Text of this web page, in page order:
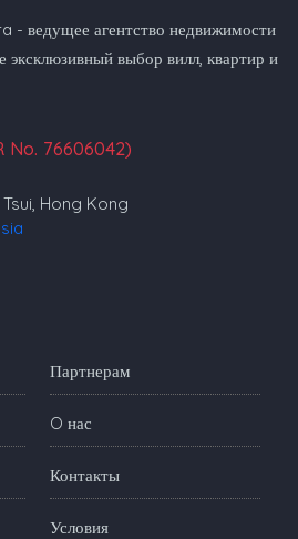
- ведущее агентство недвижимости
эксклюзивный выбор вилл, квартир и
No. 76606042)
Hong Kong
Партнерам
O нас
Контакты
Условия